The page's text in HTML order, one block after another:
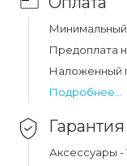
Цена на кабель
gray+black
Минимальный
Предоплата
Наложенный
Подробнее...
Гарантия
Аксессуары -